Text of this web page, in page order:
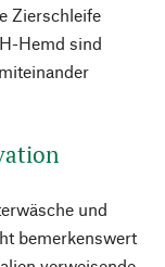
Zierschleife
Hemd sind
und
bemerkenswert